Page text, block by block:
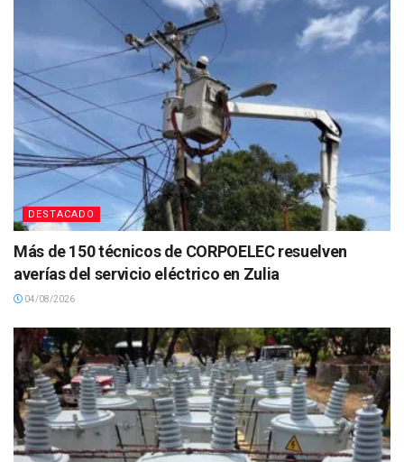
DESTACADO
Más de 150 técnicos de CORPOELEC resuelven
averías del servicio eléctrico en Zulia
04/08/2026